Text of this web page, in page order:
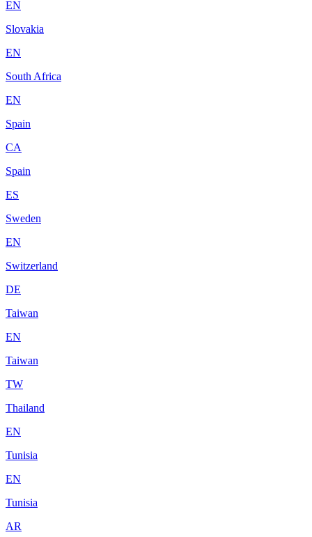
EN
Slovakia
EN
South Africa
EN
Spain
CA
Spain
ES
Sweden
EN
Switzerland
DE
Taiwan
EN
Taiwan
TW
Thailand
EN
Tunisia
EN
Tunisia
AR